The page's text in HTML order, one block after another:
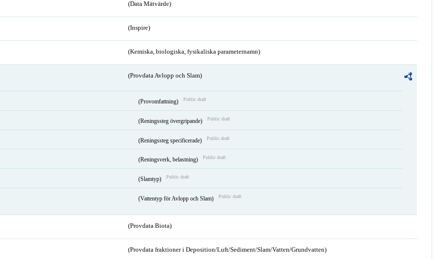
(Data Mätvärde)
(Inspire)
(Kemiska, biologiska, fysikaliska parameternamn)
(Provdata Avlopp och Slam)
(Provomfattning) Public draft
(Reningssteg övergripande) Public draft
(Reningssteg specificerade) Public draft
(Reningsverk, belastning) Public draft
(Slamtyp) Public draft
(Vattentyp för Avlopp och Slam) Public draft
(Provdata Biota)
(Provdata fraktioner i Deposition/Luft/Sediment/Slam/Vatten/Grundvatten)